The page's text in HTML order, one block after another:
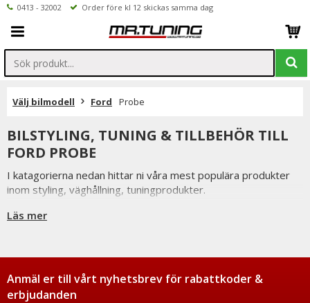
0413 - 32002 Order före kl 12 skickas samma dag
Välj bilmodell Ford Probe
BILSTYLING, TUNING & TILLBEHÖR TILL
FORD PROBE
I katagorierna nedan hittar ni våra mest populära produkter
inom styling, väghållning, tuningprodukter.
Är det något som du funderar över eller inte hittar i vårt
Läs mer
Anmäl er till vårt nyhetsbrev för rabattkoder &
erbjudanden